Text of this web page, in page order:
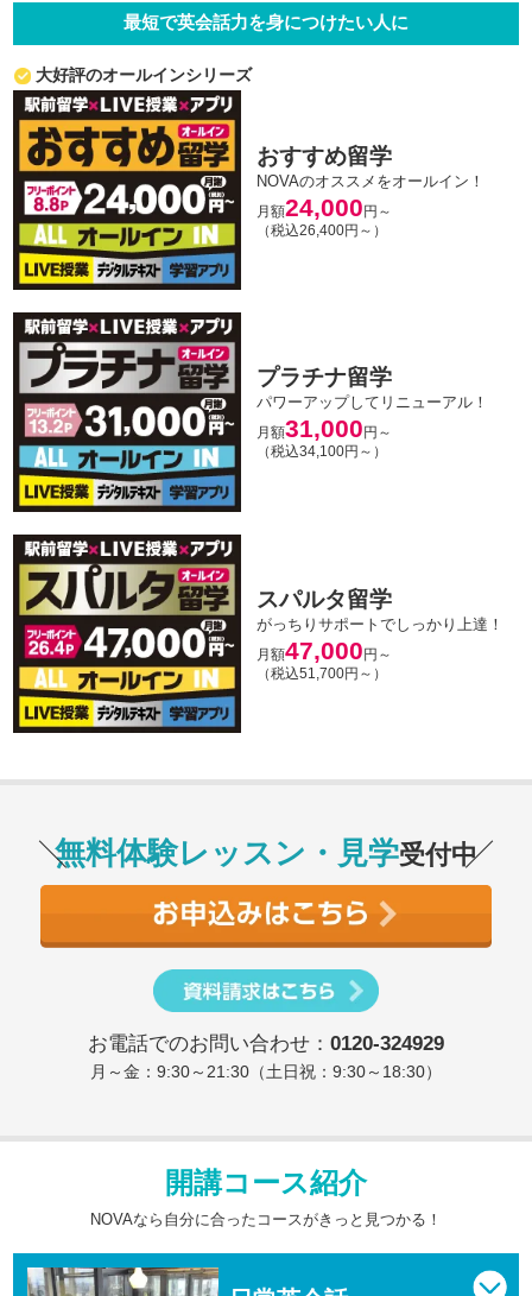
最短で英会話力を身につけたい人に
大好評のオールインシリーズ
おすすめ留学
NOVAのオススメをオールイン！
月額24,000 円～
（税込26,400円～）
プラチナ留学
パワーアップしてリニューアル！
月額31,000 円～
（税込34,100円～）
スパルタ留学
がっちりサポートでしっかり上達！
月額47,000 円～
（税込51,700円～）
無料体験レッスン・見学受付中
お電話でのお問い合わせ： 0120-324929
月～金：9:30～21:30（土日祝：9:30～18:30）
開講コース紹介
NOVAなら自分に合ったコースがきっと見つかる！